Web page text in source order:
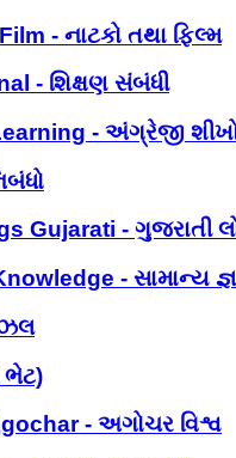
- નાટકો તથા ફિલ્મ
- શિક્ષણ સંબંધી
- અંગ્રેજી
Gujarati - ગુજરાતી
- સામાન્ય
ભેટ)
- અગોચર વિશ્વ